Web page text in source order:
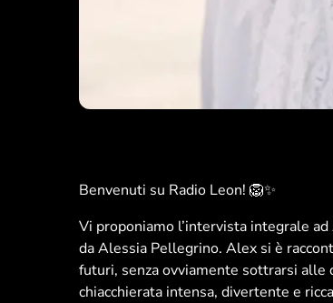
Benvenuti su Radio Leon! 🦁✨
Vi proponiamo l’intervista integrale
da Alessia Pellegrino. Alex si è
futuri, senza ovviamente sottrarsi alle
chiacchierata intensa, divertente e